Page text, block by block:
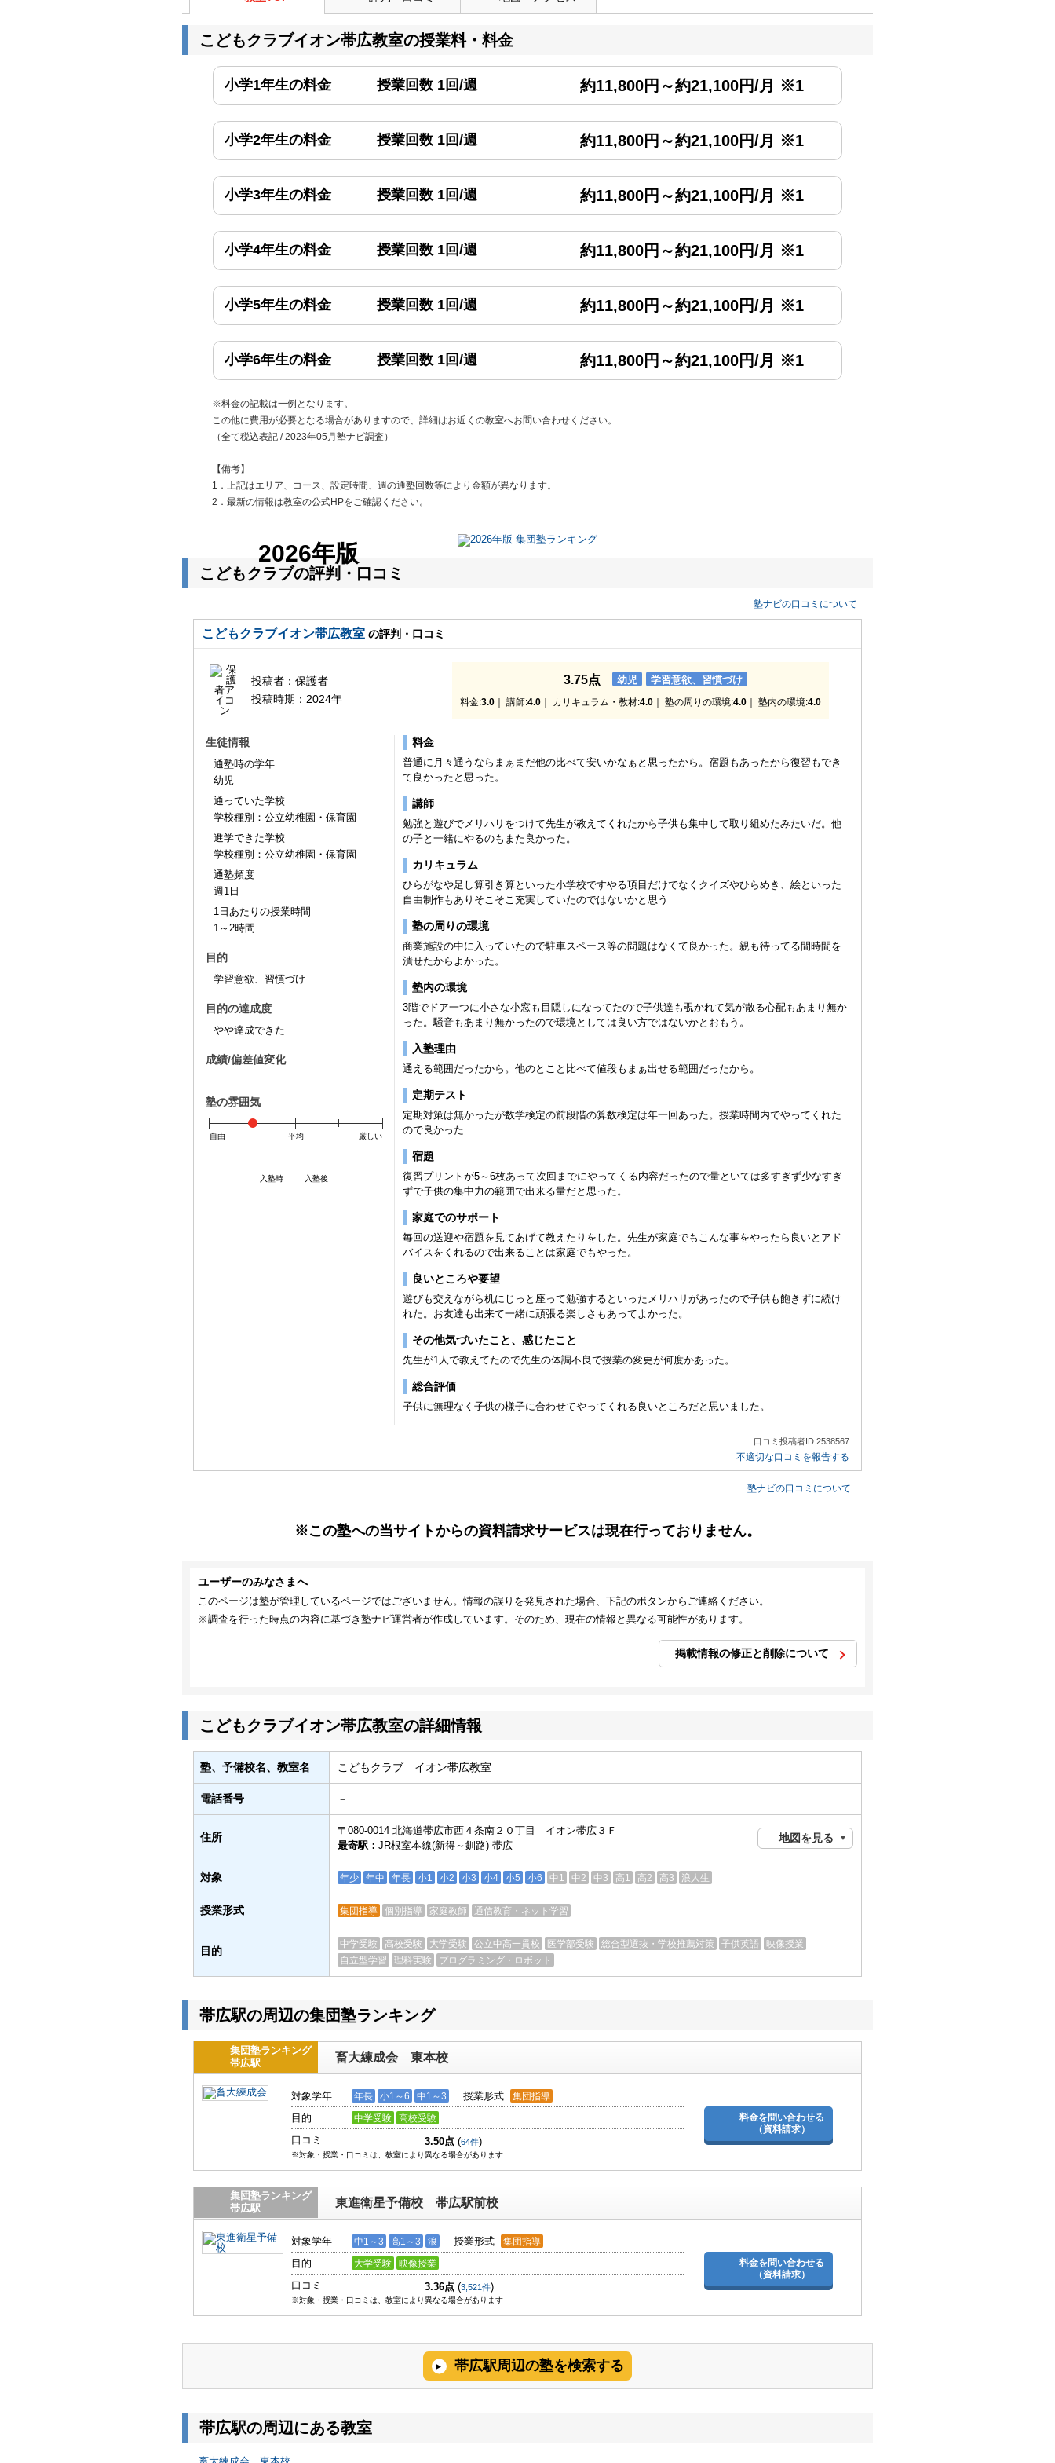
こどもクラブイオン帯広教室の授業料・料金
小学1年生の料金 授業回数 1回/週 約11,800円～約21,100円/月 ※1
小学2年生の料金 授業回数 1回/週 約11,800円～約21,100円/月 ※1
小学3年生の料金 授業回数 1回/週 約11,800円～約21,100円/月 ※1
小学4年生の料金 授業回数 1回/週 約11,800円～約21,100円/月 ※1
小学5年生の料金 授業回数 1回/週 約11,800円～約21,100円/月 ※1
小学6年生の料金 授業回数 1回/週 約11,800円～約21,100円/月 ※1
※料金の記載は一例となります。
この他に費用が必要となる場合がありますので、詳細はお近くの教室へお問い合わせください。
（全て税込表記 / 2023年05月塾ナビ調査）
【備考】
1．上記はエリア、コース、設定時間、週の通塾回数等により金額が異なります。
2．最新の情報は教室の公式HPをご確認ください。
2026年版
こどもクラブの評判・口コミ
塾ナビの口コミについて
こどもクラブイオン帯広教室 の評判・口コミ
投稿者： 保護者
投稿時期： 2024年
3.75点 幼児 学習意欲、習慣づけ
料金:3.0｜ 講師:4.0｜ カリキュラム・教材:4.0｜ 塾の周りの環境:4.0｜ 塾内の環境:4.0
生徒情報
通塾時の学年
幼児
通っていた学校
学校種別：公立幼稚園・保育園
進学できた学校
学校種別：公立幼稚園・保育園
通塾頻度
週1日
1日あたりの授業時間
1～2時間
目的
学習意欲、習慣づけ
目的の達成度
やや達成できた
成績/偏差値変化
入塾時 入塾後
塾の雰囲気
自由 平均 厳しい
料金
普通に月々通うならまぁまだ他の比べて安いかなぁと思ったから。宿題もあったから復習もでき
て良かったと思った。
講師
勉強と遊びでメリハリをつけて先生が教えてくれたから子供も集中して取り組めたみたいだ。他
の子と一緒にやるのもまた良かった。
カリキュラム
ひらがなや足し算引き算といった小学校ですやる項目だけでなくクイズやひらめき、絵といった
自由制作もありそこそこ充実していたのではないかと思う
塾の周りの環境
商業施設の中に入っていたので駐車スペース等の問題はなくて良かった。親も待ってる間時間を
潰せたからよかった。
塾内の環境
3階でドア一つに小さな小窓も目隠しになってたので子供達も覗かれて気が散る心配もあまり無か
った。騒音もあまり無かったので環境としては良い方ではないかとおもう。
入塾理由
通える範囲だったから。他のとこと比べて値段もまぁ出せる範囲だったから。
定期テスト
定期対策は無かったが数学検定の前段階の算数検定は年一回あった。授業時間内でやってくれた
ので良かった
宿題
復習プリントが5～6枚あって次回までにやってくる内容だったので量といては多すぎず少なすぎ
ずで子供の集中力の範囲で出来る量だと思った。
家庭でのサポート
毎回の送迎や宿題を見てあげて教えたりをした。先生が家庭でもこんな事をやったら良いとアド
バイスをくれるので出来ることは家庭でもやった。
良いところや要望
遊びも交えながら机にじっと座って勉強するといったメリハリがあったので子供も飽きずに続け
れた。お友達も出来て一緒に頑張る楽しさもあってよかった。
その他気づいたこと、感じたこと
先生が1人で教えてたので先生の体調不良で授業の変更が何度かあった。
総合評価
子供に無理なく子供の様子に合わせてやってくれる良いところだと思いました。
口コミ投稿者ID:2538567
不適切な口コミを報告する
塾ナビの口コミについて
※この塾への当サイトからの資料請求サービスは現在行っておりません。
ユーザーのみなさまへ
このページは塾が管理しているページではございません。情報の誤りを発見された場合、下記のボタンからご連絡ください。
※調査を行った時点の内容に基づき塾ナビ運営者が作成しています。そのため、現在の情報と異なる可能性があります。
掲載情報の修正と削除について
こどもクラブイオン帯広教室の詳細情報
塾、予備校名、教室名 こどもクラブ イオン帯広教室
電話番号 －
住所
〒080-0014 北海道帯広市西４条南２０丁目 イオン帯広３Ｆ
最寄駅： JR根室本線(新得～釧路) 帯広
地図を見る
対象 年少 年中 年長 小1 小2 小3 小4 小5 小6 中1 中2 中3 高1 高2 高3 浪人生
授業形式 集団指導 個別指導 家庭教師 通信教育・ネット学習
目的
中学受験 高校受験 大学受験 公立中高一貫校 医学部受験 総合型選抜・学校推薦対策 子供英語
映像授業
自立型学習
理科実験 プログラミング・ロボット
帯広駅の周辺の集団塾ランキング
集団塾ランキング
帯広駅
畜大練成会 東本校
対象学年 年長 小1～6 中1～3 授業形式 集団指導
目的 中学受験 高校受験
口コミ 3.50点 (64件)
※対象・授業・口コミは、教室により異なる場合があります
料金を問い合わせる
（資料請求）
集団塾ランキング
帯広駅
東進衛星予備校 帯広駅前校
対象学年 中1～3 高1～3 浪 授業形式 集団指導
目的 大学受験 映像授業
口コミ 3.36点 (3,521件)
※対象・授業・口コミは、教室により異なる場合があります
料金を問い合わせる
（資料請求）
帯広駅周辺の塾を検索する
帯広駅の周辺にある教室